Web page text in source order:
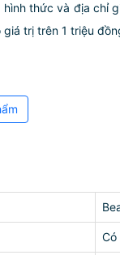
thức và địa chỉ
trị trên 1 triệu
Có